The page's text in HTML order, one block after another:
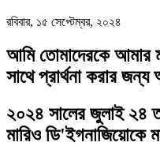
রবিবার, ১৫ সেপ্টেম্বর, ২০২৪
আমি তোমাদেরকে আমার
সাথে প্রার্থনা করার
২০২৪ সালের জুলাই ২৪
মারিও ডি'ইগনাজিয়োকে